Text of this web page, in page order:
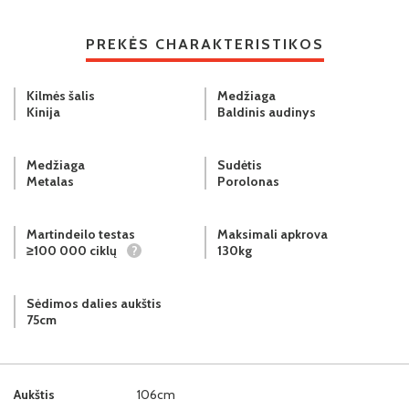
PREKĖS CHARAKTERISTIKOS
Aukštis 106cm
Kilmės šalis
Kinija
Medžiaga
Baldinis audinys
Medžiaga
Metalas
Sudėtis
Porolonas
Martindeilo testas
≥100 000 ciklų
?
Maksimali apkrova
130kg
Sėdimos dalies aukštis
75cm